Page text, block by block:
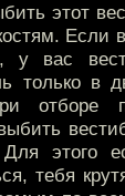
этот
Если
у вас
только в
отборе
Для этого
тебя